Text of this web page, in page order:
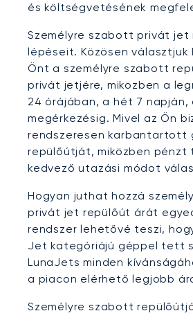
és költségvetésének
Személyre szabott privát
lépéseit. Közösen
Önt a személyre szabott
privát jetjére, miközben a
24 órájában, a hét 7
megérkezésig. Mivel az Ön
rendszeresen karbantartott
repülőútját, miközben pénzt
kedvező utazási módot
Hogyan juthat hozzá
privát jet repülőút árát
rendszer lehetővé teszi,
Jet kategóriájú géppel tett
LunaJets minden
a piacon elérhető legjobb
Személyre szabott